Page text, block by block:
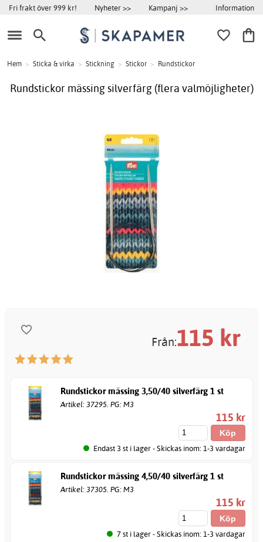
Fri frakt över 999 kr! Nyheter >> Kampanj >> Information
Hem > Sticka & virka > Stickning > Stickor > Rundstickor
Rundstickor mässing silverfärg (flera valmöjligheter)
Från:115 kr
Rundstickor mässing 3,50/40 silverfärg 1 st
Artikel: 37295. PG: M3
115 kr
Endast 3 st i lager - Skickas inom: 1-3 vardagar
Rundstickor mässing 4,50/40 silverfärg 1 st
Artikel: 37305. PG: M3
115 kr
7 st i lager - Skickas inom: 1-3 vardagar